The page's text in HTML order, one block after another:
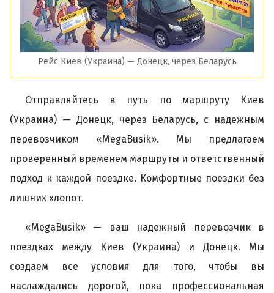
Рейс Киев (Украина) — Донецк, через Беларусь
Отправляйтесь в путь по маршруту Киев
(Украина) — Донецк, через Беларусь, с надежным
перевозчиком «MegaBusik». Мы предлагаем
проверенный временем маршруты и ответственный
подход к каждой поездке. Комфортные поездки без
лишних хлопот.
«MegaBusik» — ваш надежный перевозчик в
поездках между Киев (Украина) и Донецк. Мы
создаем все условия для того, чтобы вы
наслаждались дорогой, пока профессиональная